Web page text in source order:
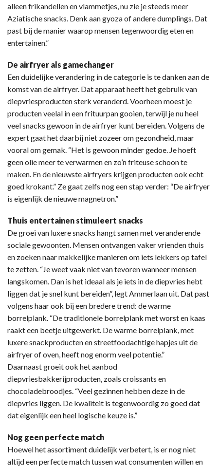
alleen frikandellen en vlammetjes, nu zie je steeds meer
Aziatische snacks. Denk aan gyoza of andere dumplings. Dat
past bij de manier waarop mensen tegenwoordig eten en
entertainen.”
De airfryer als gamechanger
Een duidelijke verandering in de categorie is te danken aan de
komst van de airfryer. Dat apparaat heeft het gebruik van
diepvriesproducten sterk veranderd. Voorheen moest je
producten veelal in een frituurpan gooien, terwijl je nu heel
veel snacks gewoon in de airfryer kunt bereiden. Volgens de
expert gaat het daarbij niet zozeer om gezondheid, maar
vooral om gemak. “Het is gewoon minder gedoe. Je hoeft
geen olie meer te verwarmen en zo’n friteuse schoon te
maken. En de nieuwste airfryers krijgen producten ook echt
goed krokant.” Ze gaat zelfs nog een stap verder: “De airfryer
is eigenlijk de nieuwe magnetron.”
Thuis entertainen stimuleert snacks
De groei van luxere snacks hangt samen met veranderende
sociale gewoonten. Mensen ontvangen vaker vrienden thuis
en zoeken naar makkelijke manieren om iets lekkers op tafel
te zetten. “Je weet vaak niet van tevoren wanneer mensen
langskomen. Dan is het ideaal als je iets in de diepvries hebt
liggen dat je snel kunt bereiden”, legt Ammerlaan uit. Dat past
volgens haar ook bij een bredere trend: de warme
borrelplank. “De traditionele borrelplank met worst en kaas
raakt een beetje uitgewerkt. De warme borrelplank, met
luxere snackproducten en streetfoodachtige hapjes uit de
airfryer of oven, heeft nog enorm veel potentie.”
Daarnaast groeit ook het aanbod
diepvriesbakkerijproducten, zoals croissants en
chocoladebroodjes. “Veel gezinnen hebben deze in de
diepvries liggen. De kwaliteit is tegenwoordig zo goed dat
dat eigenlijk een heel logische keuze is.”
Nog geen perfecte match
Hoewel het assortiment duidelijk verbetert, is er nog niet
altijd een perfecte match tussen wat consumenten willen en